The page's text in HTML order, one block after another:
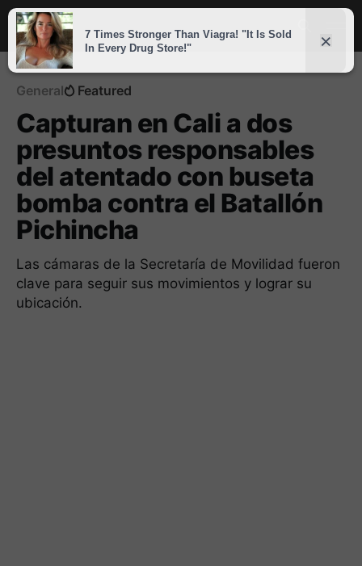
General Featured
Capturan en Cali a dos
presuntos responsables
del atentado con buseta
bomba contra el Batallón
Pichincha
Las cámaras de la Secretaría de Movilidad fueron
clave para seguir sus movimientos y lograr su
ubicación.